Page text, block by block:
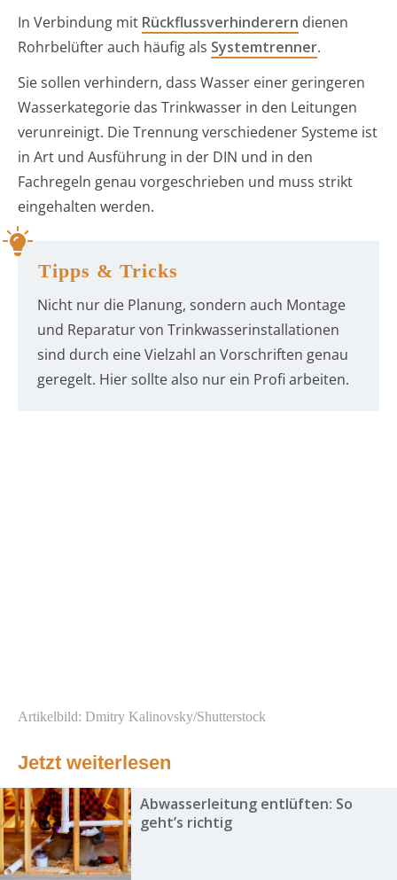
In Verbindung mit Rückflussverhinderern dienen
Rohrbelüfter auch häufig als Systemtrenner.
Sie sollen verhindern, dass Wasser einer geringeren
Wasserkategorie das Trinkwasser in den Leitungen
verunreinigt. Die Trennung verschiedener Systeme ist
in Art und Ausführung in der DIN und in den
Fachregeln genau vorgeschrieben und muss strikt
eingehalten werden.
Tipps & Tricks
Nicht nur die Planung, sondern auch Montage
und Reparatur von Trinkwasserinstallationen
sind durch eine Vielzahl an Vorschriften genau
geregelt. Hier sollte also nur ein Profi arbeiten.
Artikelbild: Dmitry Kalinovsky/Shutterstock
Jetzt weiterlesen
Abwasserleitung entlüften: So
geht’s richtig